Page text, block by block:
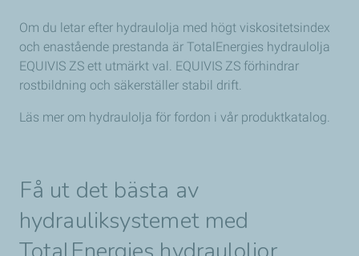
Om du letar efter hydraulolja med högt viskositetsindex
och enastående prestanda är TotalEnergies hydraulolja
EQUIVIS ZS ett utmärkt val. EQUIVIS ZS förhindrar
rostbildning och säkerställer stabil drift.
Läs mer om hydraulolja för fordon i vår produktkatalog.
Få ut det bästa av
hydrauliksystemet med